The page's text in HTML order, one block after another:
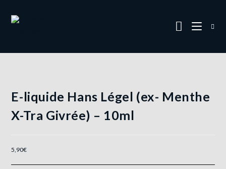
E-liquide Hans Légel (ex- Menthe
X-Tra Givrée) – 10ml
5,90€